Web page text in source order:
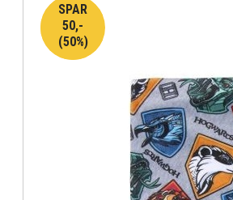
SPAR
50,-
(50%)